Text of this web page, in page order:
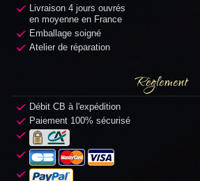
Livraison 4 jours ouvrés
en moyenne en France
Emballage soigné
Atelier de réparation
Règlement
Débit CB à l'expédition
Paiement 100% sécurisé